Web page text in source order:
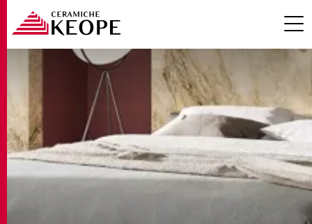
PROYECTOS
Efecto
Ambiente
Dormitorio
Color